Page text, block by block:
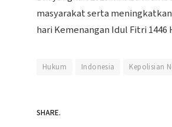
masyarakat serta
hari Kemenangan Idul Fitri 1446
Hukum Indonesia Kepolisian
SHARE.